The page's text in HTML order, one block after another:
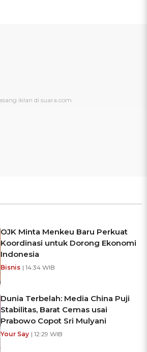
OJK Minta Menkeu Baru Perkuat
Koordinasi untuk Dorong Ekonomi
Indonesia
Bisnis | 14:34 WIB
Dunia Terbelah: Media China Puji
Stabilitas, Barat Cemas usai
Prabowo Copot Sri Mulyani
Your Say | 12:29 WIB